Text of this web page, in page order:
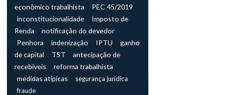
econômico trabalhista
PEC 45/2019
inconstitucionalidade
Imposto de
Renda
notificação do devedor
Penhora
indenização IPTU
ganho
de capital
TST
antecipação de
recebíveis
reforma trabalhista
medidas atípicas
segurança jurídica
fraude